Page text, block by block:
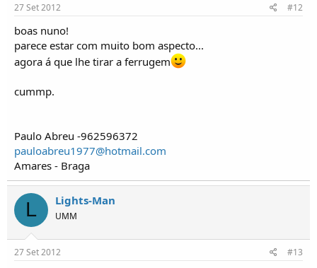
27 Set 2012 #12
boas nuno!
parece estar com muito bom aspecto...
agora á que lhe tirar a ferrugem
cummp.
Paulo Abreu -962596372
pauloabreu1977@hotmail.com
Amares - Braga
L Lights-Man
UMM
27 Set 2012 #13